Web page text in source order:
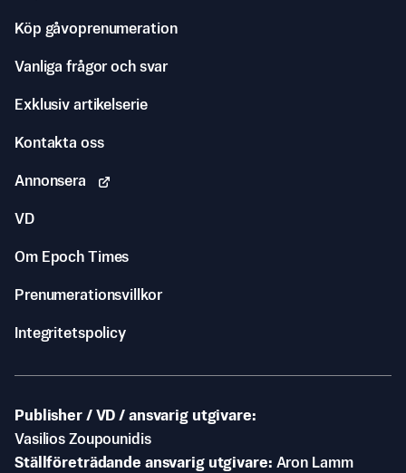
Köp gåvoprenumeration
Vanliga frågor och svar
Exklusiv artikelserie
Kontakta oss
Annonsera
VD
Om Epoch Times
Prenumerationsvillkor
Integritetspolicy
Publisher / VD / ansvarig utgivare
Vasilios Zoupounidis
Ställföreträdande ansvarig utgivare Aron Lamm